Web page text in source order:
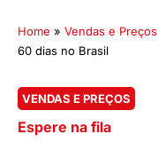
Home » Vendas e Preços
60 dias no Brasil
VENDAS E PREÇOS
Espere na fila